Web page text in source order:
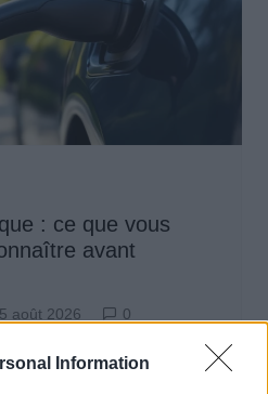
Information
: ce que vous
avant
5 août 2026 0